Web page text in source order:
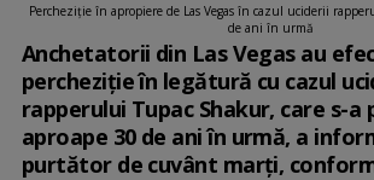
Percheziţie în apropiere de Las Vegas în cazul uciderii
de ani în urmă
Anchetatorii din Las Vegas au
percheziție în legătură cu cazul
rapperului Tupac Shakur, care s-a
aproape 30 de ani în urmă, a
purtător de cuvânt marți,